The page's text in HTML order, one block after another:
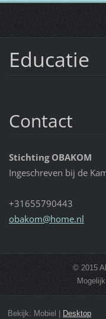
Educatie
Contact
Stichting OBAKOM
Ingeschreven bij de
+31655790443
obakom@home.nl
© 2015
Bekijk: Mobiel Desktop